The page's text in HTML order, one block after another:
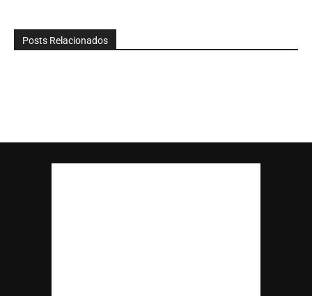
Posts Relacionados